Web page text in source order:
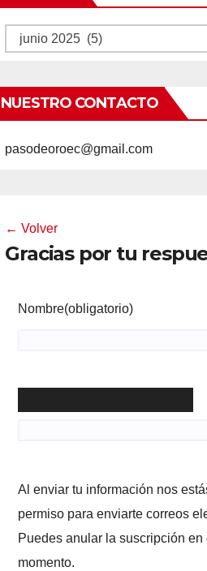
Archivo
NUESTRO CONTACTO
pasodeoroec@gmail.com
← Volver
Gracias por tu
Nombre(obligatorio)
Al enviar tu información nos
permiso para enviarte correos
Puedes anular la suscripción en
momento.